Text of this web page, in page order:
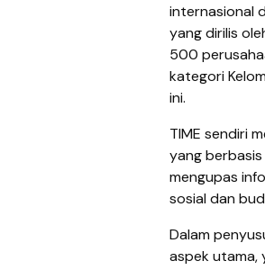
internasional
yang dirilis
500
kategori
ini.
TIME sendiri
yang berbasis
mengupas
sosial dan
Dalam
aspek utama,